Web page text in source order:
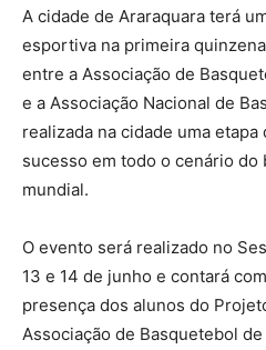
A cidade de Araraquara terá
esportiva na primeira
entre a Associação de
e a Associação Nacional de
realizada na cidade uma
sucesso em todo o cenário do
mundial.
O evento será realizado no
13 e 14 de junho e contará
presença dos alunos do
Associação de Basquetebol